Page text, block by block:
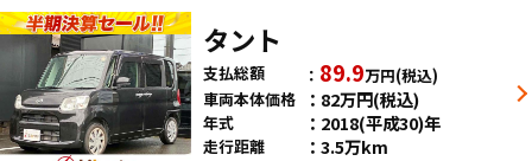
タント
支払総額 89.9万円(税込)
車両本体価格
82万円(税込)
年式 2018(平成30)年
走行距離 3.5万km